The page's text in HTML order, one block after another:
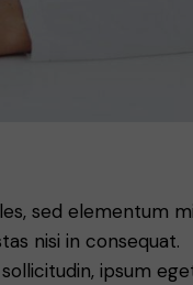
sed elementum
nisi in consequat.
ipsum